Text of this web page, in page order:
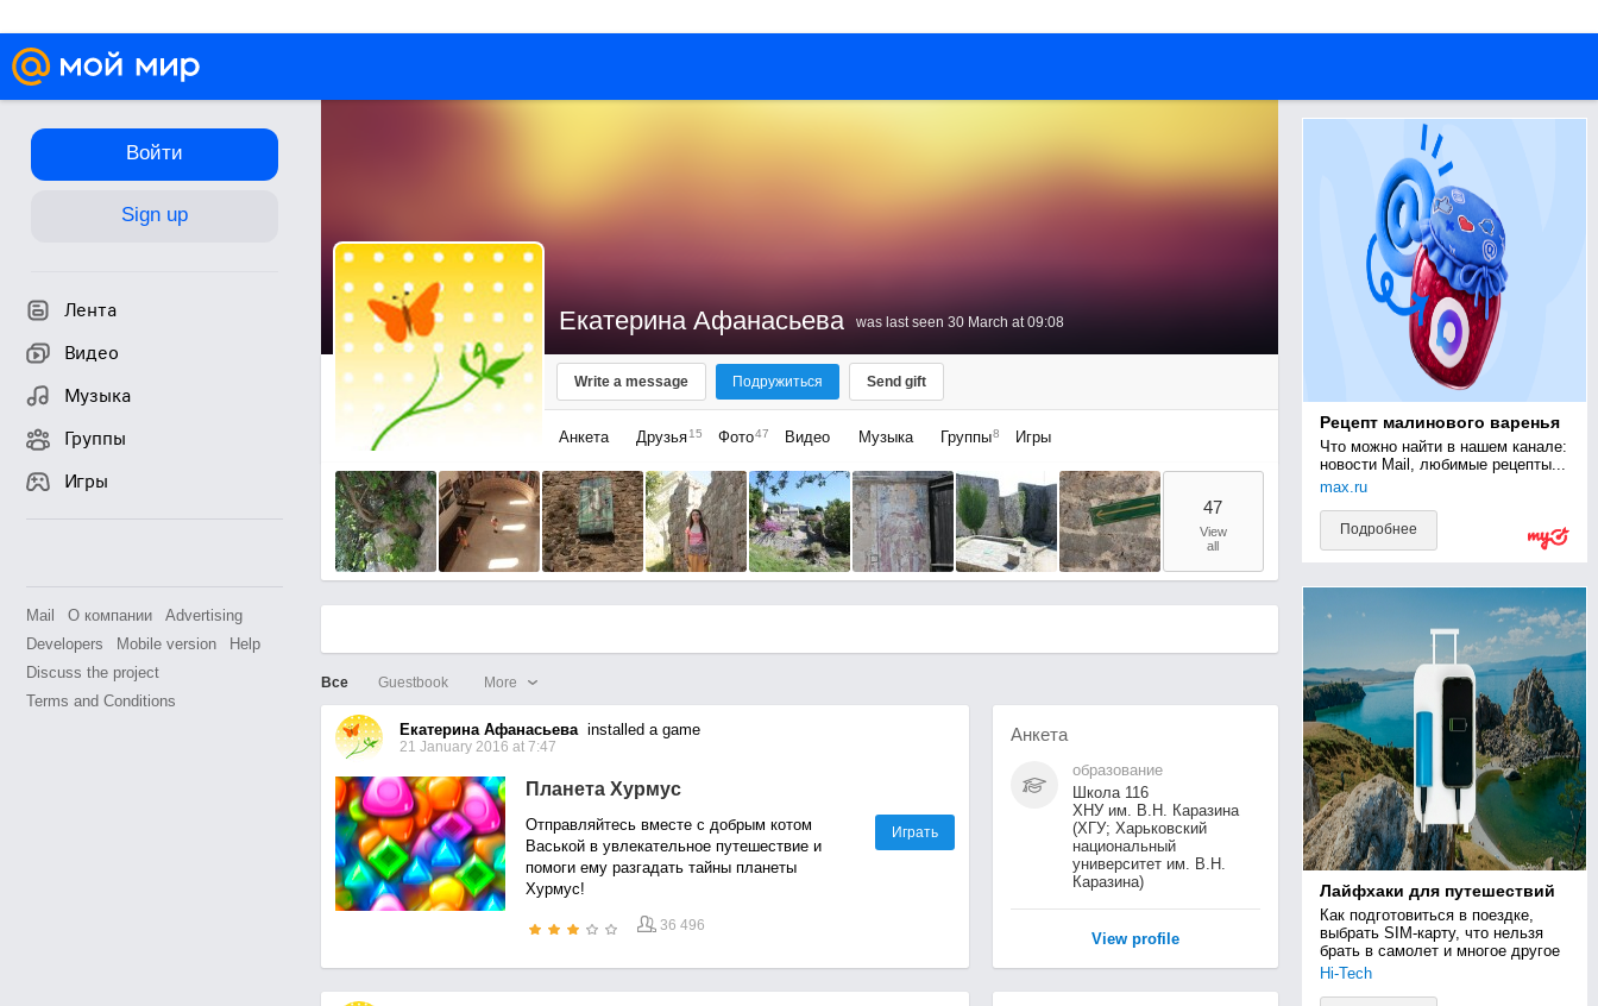
Войти
Sign up
Лента
Видео
Музыка
Группы
Игры
Mail О компании
Advertising
Developers
Mobile version
Help
Discuss the project
Terms and Conditions
Екатерина Афанасьева was last seen 30 March at 09:08
Write a message Подружиться Send gift
Анкета Друзья 15 Фото47 Видео Музыка Группы8 Игры
47
View
all
Все Guestbook More
Екатерина Афанасьеваinstalled a game
21 January 2016 at 7:47
Планета Хурмус
Отправляйтесь вместе с добрым котом
Васькой в увлекательное путешествие и
помоги ему разгадать тайны планеты
Хурмус!
36 496
Играть
Анкета
образование
Школа 116
ХНУ им. В.Н. Каразина
(ХГУ; Харьковский
национальный
университет им. В.Н.
Каразина)
View profile
Рецепт малинового варенья
Что можно найти в нашем канале:
новости Mail, любимые рецепты...
max.ru
Подробнее
Лайфхаки для путешествий
Как подготовиться в поездке,
выбрать SIM-карту, что нельзя
брать в самолет и многое другое
Hi-Tech